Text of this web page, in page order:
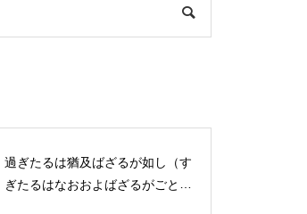
過ぎたるは猶及ばざるが如し（す
ぎたるはなおおよばざるがごと